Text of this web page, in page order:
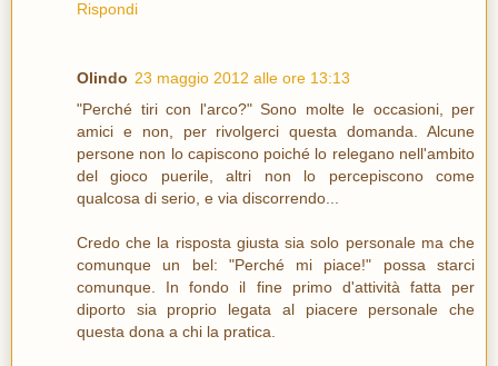
Rispondi
Olindo 23 maggio 2012 alle ore 13:13
"Perché tiri con l'arco?" Sono molte le occasioni, per
amici e non, per rivolgerci questa domanda. Alcune
persone non lo capiscono poiché lo relegano nell'ambito
del gioco puerile, altri non lo percepiscono come
qualcosa di serio, e via discorrendo...
Credo che la risposta giusta sia solo personale ma che
comunque un bel: "Perché mi piace!" possa starci
comunque. In fondo il fine primo d'attività fatta per
diporto sia proprio legata al piacere personale che
questa dona a chi la pratica.